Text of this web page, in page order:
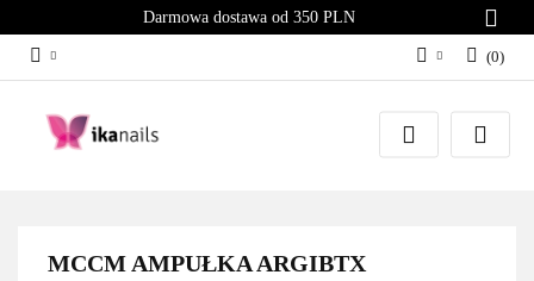
Darmowa dostawa od 350 PLN
Zaloguj się
Załóż konto
(0)
MCCM AMPUŁKA ARGIBTX